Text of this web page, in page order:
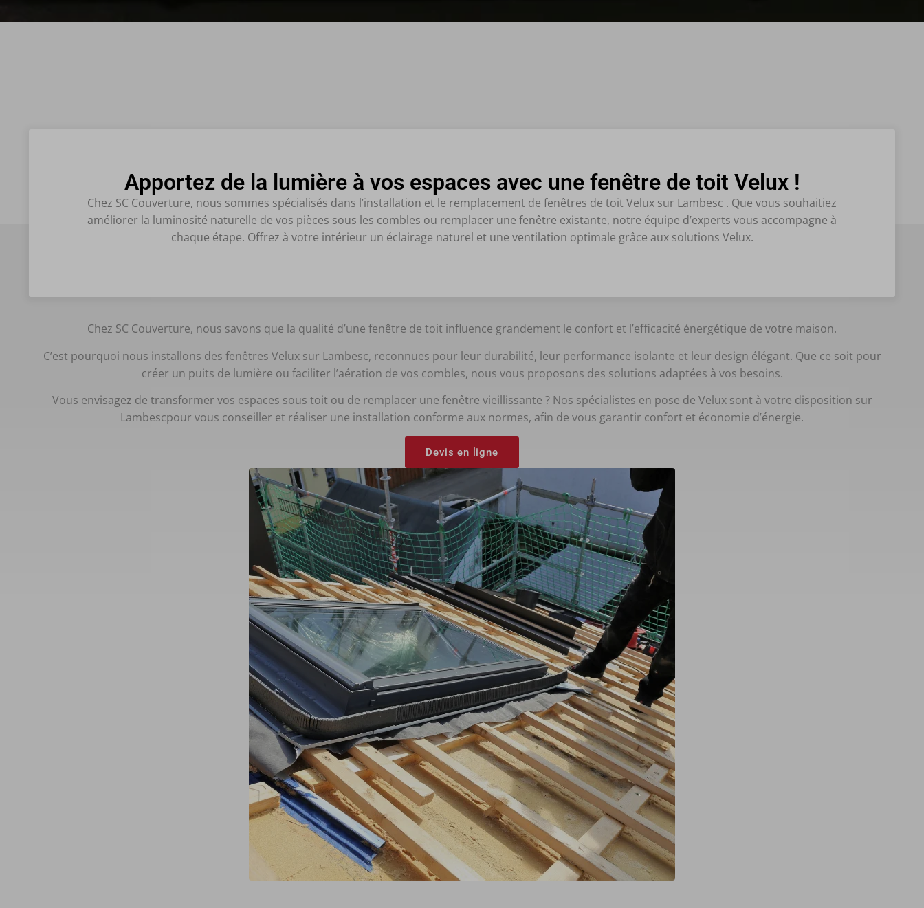
Apportez de la lumière à vos espaces avec une fenêtre de toit Velux !
Chez SC Couverture, nous sommes spécialisés dans l’installation et le remplacement de fenêtres de toit Velux sur Lambesc . Que vous souhaitiez
améliorer la luminosité naturelle de vos pièces sous les combles ou remplacer une fenêtre existante, notre équipe d’experts vous accompagne à
chaque étape. Offrez à votre intérieur un éclairage naturel et une ventilation optimale grâce aux solutions Velux.
Chez SC Couverture, nous savons que la qualité d’une fenêtre de toit influence grandement le confort et l’efficacité énergétique de votre maison.
C’est pourquoi nous installons des fenêtres Velux sur Lambesc, reconnues pour leur durabilité, leur performance isolante et leur design élégant. Que ce soit pour
créer un puits de lumière ou faciliter l’aération de vos combles, nous vous proposons des solutions adaptées à vos besoins.
Vous envisagez de transformer vos espaces sous toit ou de remplacer une fenêtre vieillissante ? Nos spécialistes en pose de Velux sont à votre disposition sur
Lambescpour vous conseiller et réaliser une installation conforme aux normes, afin de vous garantir confort et économie d’énergie.
Devis en ligne